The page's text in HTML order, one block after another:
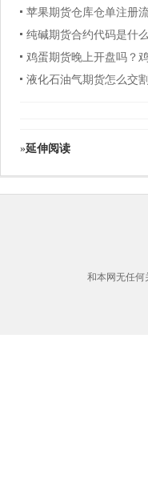
苹果期货仓库仓单注册
纯碱期货合约代码是什
鸡蛋期货晚上开盘吗？
液化石油气期货怎么交
»延伸阅读
和本网无任何